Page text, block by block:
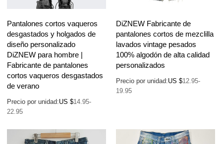
Pantalones cortos vaqueros
desgastados y holgados de
diseño personalizado
DiZNEW para hombre |
Fabricante de pantalones
cortos vaqueros desgastados
de verano
Precio por unidad:US $14.95-
22.95
DiZNEW Fabricante de
pantalones cortos de mezclilla
lavados vintage pesados
100% algodón de alta calidad
personalizados
Precio por unidad:US $12.95-
19.95